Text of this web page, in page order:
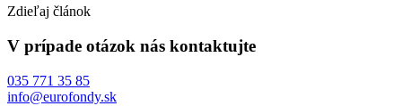
Zdieľaj článok
V prípade otázok nás kontaktujte
035 771 35 85
info@eurofondy.sk